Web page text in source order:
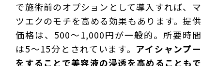
で施術前のオプションとして導入すれば、マ
ツエクのモチを高める効果もあります。提供
価格は、500～1,000円が一般的。所要時間
は5～15分とされています。 アイシャンプー
をすることで美容液の浸透を高めることもで